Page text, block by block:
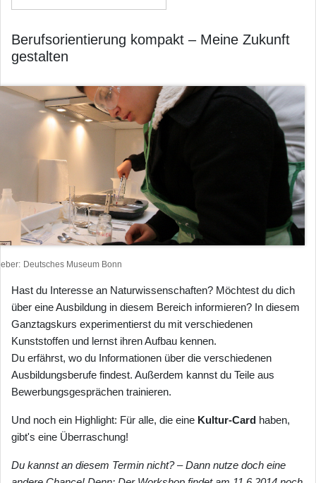
Berufsorientierung kompakt – Meine Zukunft
gestalten
Deutsches Museum Bonn
Hast du Interesse an Naturwissenschaften? Möchtest du dich
über eine Ausbildung in diesem Bereich informieren? In diesem
Ganztagskurs experimentierst du mit verschiedenen
Kunststoffen und lernst ihren Aufbau kennen.
Du erfährst, wo du Informationen über die verschiedenen
Ausbildungsberufe findest. Außerdem kannst du Teile aus
Bewerbungsgesprächen trainieren.
Und noch ein Highlight: Für alle, die eine Kultur-Card haben,
gibt's eine Überraschung!
Du kannst an diesem Termin nicht? – Dann nutze doch eine